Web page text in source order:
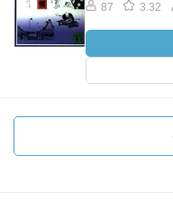
87 3.32